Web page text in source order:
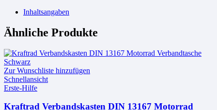
Inhaltsangaben
Ähnliche Produkte
Zur Wunschliste hinzufügen
Schnellansicht
Erste-Hilfe
Kraftrad Verbandskasten DIN 13167 Motorrad